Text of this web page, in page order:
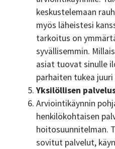
keskustelemaan
myös läheistesi
tarkoitus on
syvällisemmin.
asiat tuovat sinulle
parhaiten tukea juuri
Yksilöllisen
Arviointikäynnin
henkilökohtaisen
hoitosuunnitelman.
sovitut palvelut,